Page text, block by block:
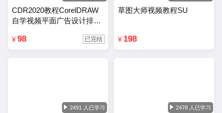
CDR2020教程CorelDRAW
自学视频平面广告设计排版
¥ 98 已完结
草图大师视频教程SU
¥ 198
2491 人已学习 2478 人已学习